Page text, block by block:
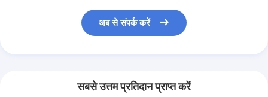
अब से संपर्क करें
सबसे उत्तम प्रतिदान प्राप्त करें